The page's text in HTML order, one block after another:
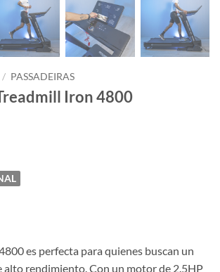
/ PASSADEIRAS
Iron 4800
es perfecta para quienes buscan un
rendimiento. Con un motor de 2.5HP